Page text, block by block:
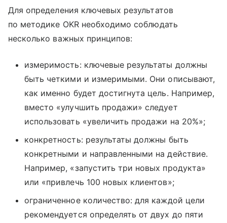
Для определения ключевых результатов
по методике OKR необходимо соблюдать
несколько важных принципов:
измеримость: ключевые результаты должны
быть четкими и измеримыми. Они описывают,
как именно будет достигнута цель. Например,
вместо «улучшить продажи» следует
использовать «увеличить продажи на 20%»;
конкретность: результаты должны быть
конкретными и направленными на действие.
Например, «запустить три новых продукта»
или «привлечь 100 новых клиентов»;
ограниченное количество: для каждой цели
рекомендуется определять от двух до пяти